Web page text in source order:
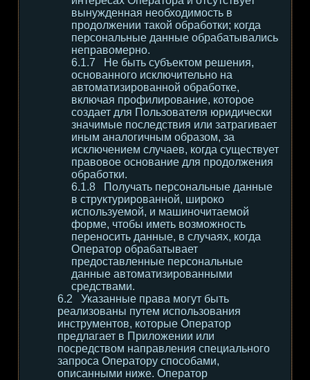
вынужденная необходимость в
продолжении такой обработки; когда
персональные данные обрабатывались
неправомерно.
Не быть субъектом решения,
основанного исключительно на
автоматизированной обработке,
включая профилирование, которое
создает для Пользователя юридически
значимые последствия или затрагивает
иным аналогичным образом, за
исключением случаев, когда существует
правовое основание для продолжения
обработки.
Получать персональные данные
в структурированной, широко
используемой, и машиночитаемой
форме, чтобы иметь возможность
переносить данные, в случаях, когда
Оператор обрабатывает
предоставленные персональные
данные автоматизированными
средствами.
Указанные права могут быть
реализованы путем использования
инструментов, которые Оператор
предлагает в Приложении или
посредством направления специального
запроса Оператору способами,
описанными ниже. Оператор